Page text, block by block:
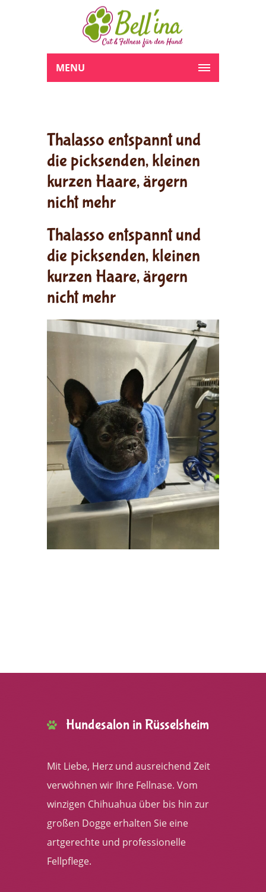
MENU
Thalasso entspannt und
die picksenden, kleinen
kurzen Haare, ärgern
nicht mehr
Thalasso entspannt und
die picksenden, kleinen
kurzen Haare, ärgern
nicht mehr
Hundesalon in Rüsselsheim
Mit Liebe, Herz und ausreichend Zeit
verwöhnen wir Ihre Fellnase. Vom
winzigen Chihuahua über bis hin zur
großen Dogge erhalten Sie eine
artgerechte und professionelle
Fellpflege.